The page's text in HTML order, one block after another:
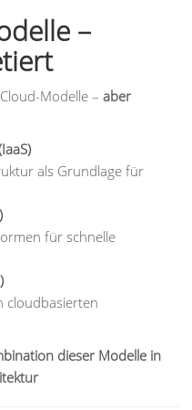
–
Modelle – aber
als Grundlage für
für schnelle
cloudbasierten
dieser Modelle in